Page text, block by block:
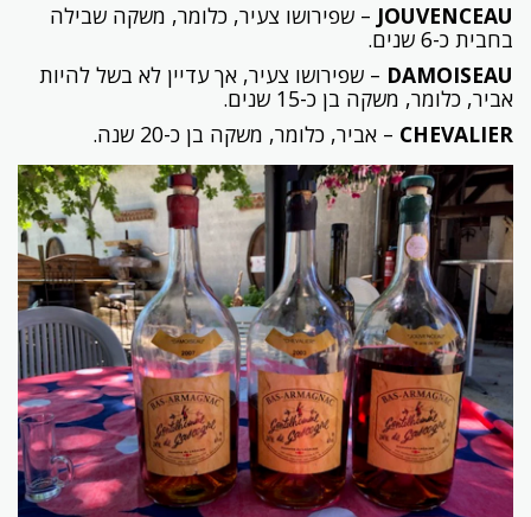
JOUVENCEAU
– שפירושו צעיר, כלומר, משקה שבילה
בחבית כ-6 שנים.
DAMOISEAU – שפירושו צעיר, אך עדיין לא בשל להיות
אביר, כלומר, משקה בן כ-15 שנים.
CHEVALIER – אביר, כלומר, משקה בן כ-20 שנה.